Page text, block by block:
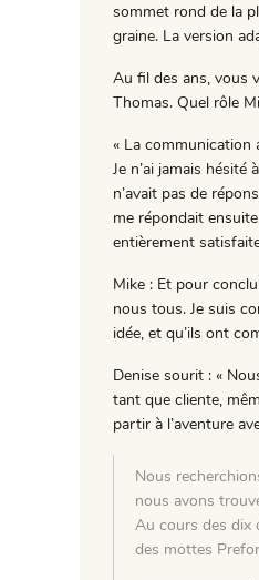
sommet rond de la
graine. La version
Au fil des ans, vous
Thomas. Quel rôle
« La communication
Je n’ai jamais hésité
n’avait pas de
me répondait
entièrement
Mike : Et pour
nous tous. Je suis
idée, et qu’ils ont
Denise sourit : «
tant que cliente,
partir à l’aventure
Nous
nous avons
Au cours des dix
des mottes